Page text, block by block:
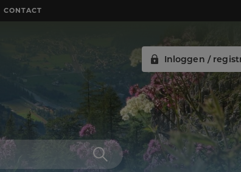
CONTACT
Inloggen /